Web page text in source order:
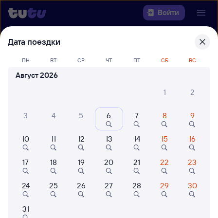
Войти
Выберите день, чтобы найти
билеты Санкт-Петербург Ладож. —
Кадниковский
42 млн путешествуют с
Дата поездки
ПН ВТ СР ЧТ ПТ СБ ВС
Август 2026
1
2
3 4 5 6 7 8 9
10 11 12 13 14 15 16
17 18 19 20 21 22 23
24 25 26 27 28 29 30
31